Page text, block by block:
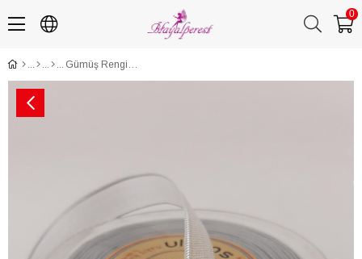
0
Gümüş Rengi Sim Şifon Kurdele 1.5 Cm 25 mt